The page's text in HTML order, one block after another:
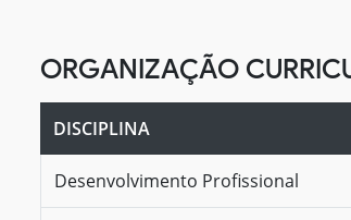
ORGANIZAÇÃO
DISCIPLINA
Desenvolvimento Profissional